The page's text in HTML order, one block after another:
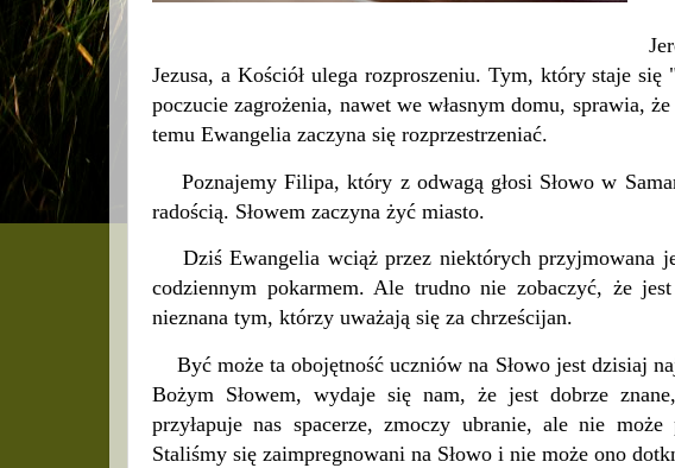
Jezusa, a Kościół ulega rozproszeniu. Tym, który staje
poczucie zagrożenia, nawet we własnym domu, sprawia,
temu Ewangelia zaczyna się rozprzestrzeniać.
Poznajemy Filipa, który z odwagą głosi Słowo w
radością. Słowem zaczyna żyć miasto.
Dziś Ewangelia wciąż przez niektórych przyjmowana
codziennym pokarmem. Ale trudno nie zobaczyć, że
nieznana tym, którzy uważają się za chrześcijan.
Być może ta obojętność uczniów na Słowo jest dzisiaj
Bożym Słowem, wydaje się nam, że jest dobrze
przyłapuje nas spacerze, zmoczy ubranie, ale nie
Staliśmy się zaimpregnowani na Słowo i nie może ono